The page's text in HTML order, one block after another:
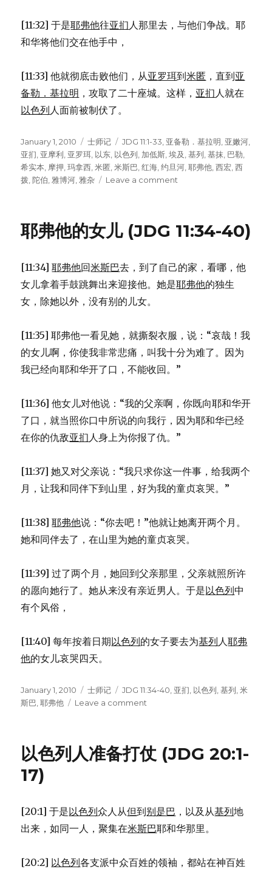
[11:32] 于是耶弗他往亚扪人那里去，与他们争战。耶
和华将他们交在他手中，
[11:33] 他就彻底击败他们，从亚罗珥到米匿 ，直到亚
备勒．基拉明 ，攻取了二十座城。这样， 亚扪人就在
以色列人面前被制伏了。
Posted
on
January 1, 2010 Categories
士师记 Tags
JDG 11:1-33 亚备勒．基拉明 亚嫩河
亚扪 亚摩利 亚罗珥 以东 以色列 加低斯 ,埃及 ,基列 ,基抹 巴勒
希实本 摩押 ,玛拿西 ,米匿 ,米斯巴 ,红海 ,约旦河 ,耶弗他 ,西宏 ,西
拨 ,陀伯 雅博河 雅杂 Leave a comment
的
(JDG
11:1-
耶弗他的女儿 (JDG 11:34-40)
[11:34]耶弗他回米斯巴去，到了自己的家，看哪，他
女儿拿着手鼓跳舞出来迎接他。她是耶弗他的独生
女，除她以外，没有别的儿女。
[11:35] 耶弗他一看见她，就撕裂衣服，说：“哀哉！我
的女儿啊，你使我非常悲痛，叫我十分为难了。因为
我已经向耶和华开了口，不能收回。”
[11:36] 他女儿对他说：“我的父亲啊，你既向耶和华开
了口，就当照你口中所说的向我行，因为耶和华已经
在你的仇敌亚扪人身上为你报了仇。”
[11:37] 她又对父亲说：“我只求你这一件事，给我两个
月，让我和同伴下到山里，好为我的童贞哀哭。”
[11:38]耶弗他说：“你去吧！”他就让她离开两个月。
她和同伴去了，在山里为她的童贞哀哭。
[11:39] 过了两个月，她回到父亲那里，父亲就照所许
的愿向她行了。她从来没有亲近男人。于是以色列中
有个风俗，
[11:40] 每年按着日期以色列的女子要去为基列人耶弗
他的女儿哀哭四天。
Posted
on
January 1, 2010 Categories
士师记 Tags
JDG 11:34-40 亚扪 以色列 ,基列 ,米
斯巴 ,耶弗他 Leave a comment
的
40)
以色列人准备打仗 (JDG 20:1-
17)
[20:1] 于是以色列众人从但到别是巴 ，以及从基列地
出来，如同一人，聚集在米斯巴耶和华那里。
[20:2] 以色列各支派中众百姓的领袖，都站在神百姓